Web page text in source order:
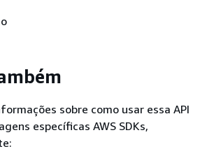
sobre como usar essa API
específicas AWS SDKs,